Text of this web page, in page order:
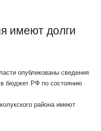
имеют долги
опубликованы сведения
бюджет РФ по состоянию
района имеют